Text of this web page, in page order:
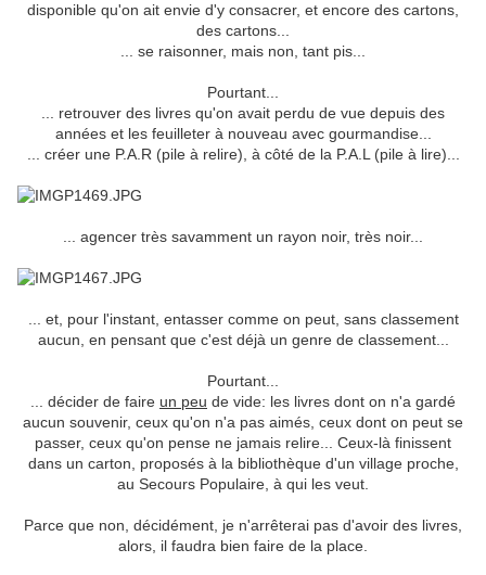
disponible qu'on ait envie d'y consacrer, et encore des cartons,
des cartons...
... se raisonner, mais non, tant pis...
Pourtant...
... retrouver des livres qu'on avait perdu de vue depuis des
années et les feuilleter à nouveau avec gourmandise...
... créer une P.A.R (pile à relire), à côté de la P.A.L (pile à lire)...
... agencer très savamment un rayon noir, très noir...
... et, pour l'instant, entasser comme on peut, sans classement
aucun, en pensant que c'est déjà un genre de classement...
Pourtant...
... décider de faire un peu de vide: les livres dont on n'a gardé
aucun souvenir, ceux qu'on n'a pas aimés, ceux dont on peut se
passer, ceux qu'on pense ne jamais relire... Ceux-là finissent
dans un carton, proposés à la bibliothèque d'un village proche,
au Secours Populaire, à qui les veut.
Parce que non, décidément, je n'arrêterai pas d'avoir des livres,
alors, il faudra bien faire de la place.